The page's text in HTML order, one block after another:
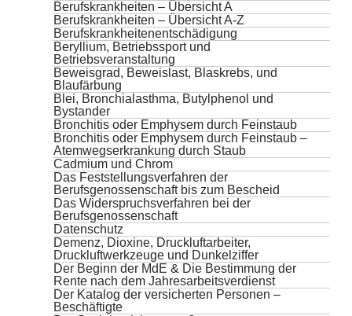
Berufskrankheiten – Übersicht A
Berufskrankheiten – Übersicht A-Z
Berufskrankheitenentschädigung
Beryllium, Betriebssport und
Betriebsveranstaltung
Beweisgrad, Beweislast, Blaskrebs, und
Blaufärbung
Blei, Bronchialasthma, Butylphenol und
Bystander
Bronchitis oder Emphysem durch Feinstaub
Bronchitis oder Emphysem durch Feinstaub –
Atemwegserkrankung durch Staub
Cadmium und Chrom
Das Feststellungsverfahren der
Berufsgenossenschaft bis zum Bescheid
Das Widerspruchsverfahren bei der
Berufsgenossenschaft
Datenschutz
Demenz, Dioxine, Druckluftarbeiter,
Druckluftwerkzeuge und Dunkelziffer
Der Beginn der MdE & Die Bestimmung der
Rente nach dem Jahresarbeitsverdienst
Der Katalog der versicherten Personen –
Beschäftigte